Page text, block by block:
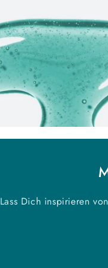
Lass Dich inspirieren